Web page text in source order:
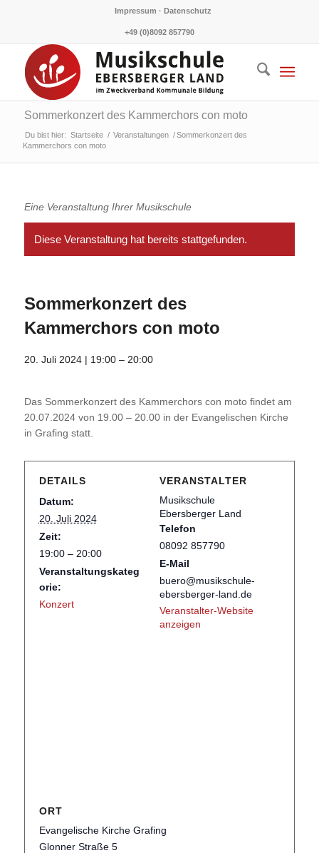
Impressum · Datenschutz
+49 (0)8092 857790
Sommerkonzert des Kammerchors con moto
Du bist hier: Startseite / Veranstaltungen / Sommerkonzert des
Kammerchors con moto
Eine Veranstaltung Ihrer Musikschule
Diese Veranstaltung hat bereits stattgefunden.
Sommerkonzert des
Kammerchors con moto
20. Juli 2024 | 19:00– 20:00
Das Som­mer­kon­zert des Kam­mer­chors con moto fin­det am
20.07.2024 von 19.00 – 20.00 in der Evan­ge­li­schen Kir­che
in Gra­fing statt.
DETAILS
Datum:
20. Juli 2024
Zeit:
19:00 – 20:00
Veranstaltungskateg
orie:
Konzert
VERANSTALTER
Musikschule
Ebersberger Land
Telefon
08092 857790
E-Mail
buero@musikschule-
ebersberger-land.de
Veranstalter-Website
anzeigen
ORT
Evangelische Kirche Grafing
Glonner Straße 5